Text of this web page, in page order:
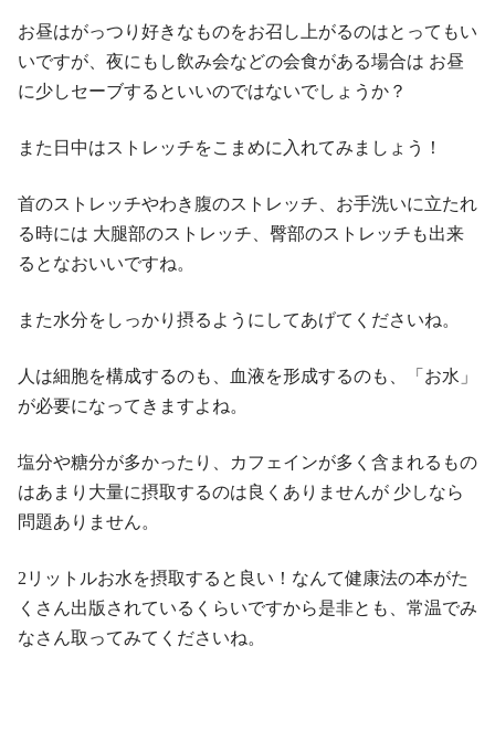
お昼はがっつり好きなものをお召し上がるのはとってもい
いですが、夜にもし飲み会などの会食がある場合は お昼
に少しセーブするといいのではないでしょうか？
また日中はストレッチをこまめに入れてみましょう！
首のストレッチやわき腹のストレッチ、お手洗いに立たれ
る時には 大腿部のストレッチ、臀部のストレッチも出来
るとなおいいですね。
また水分をしっかり摂るようにしてあげてくださいね。
人は細胞を構成するのも、血液を形成するのも、「お水」
が必要になってきますよね。
塩分や糖分が多かったり、カフェインが多く含まれるもの
はあまり大量に摂取するのは良くありませんが 少しなら
問題ありません。
2リットルお水を摂取すると良い！なんて健康法の本がた
くさん出版されているくらいですから是非とも、常温でみ
なさん取ってみてくださいね。